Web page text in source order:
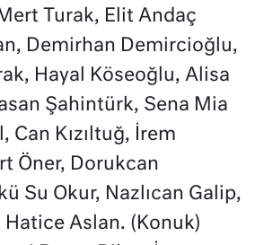
Turak, Elit Andaç
Demirhan Demircioğlu,
Hayal Köseoğlu, Alisa
Şahintürk, Sena Mia
Can Kızıltuğ, İrem
Öner, Dorukcan
Su Okur, Nazlıcan Galip,
Hatice Aslan. (Konuk)